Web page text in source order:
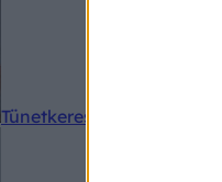
Tünetkereső